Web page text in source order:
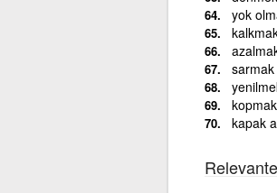
yok
sarmak
kopmak
kapak